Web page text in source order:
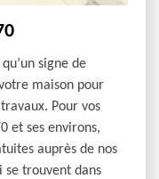
signe de
maison pour
Pour vos
et ses environs,
auprès de nos
se trouvent dans